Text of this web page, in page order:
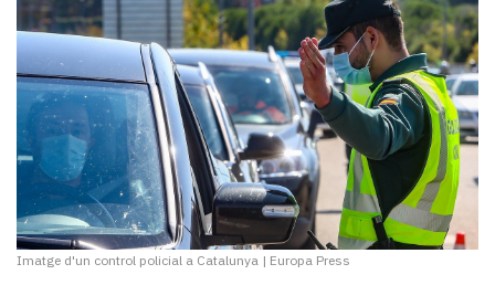
Imatge d'un control policial a Catalunya | Europa Press